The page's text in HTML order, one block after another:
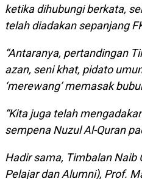
ketika dihubungi berkata,
telah diadakan sepanjang
“Antaranya, pertandingan
azan, seni khat, pidato
‘merewang’ memasak
“Kita juga telah
sempena Nuzul Al-Quran
Hadir sama, Timbalan Naib
Pelajar dan Alumni), Prof.